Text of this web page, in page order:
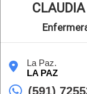
La Paz.
LA PAZ
(591)